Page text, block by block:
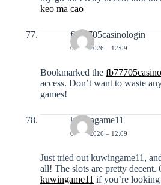
keo ma cao
fb77705casinologin
07-02-2026 – 12:09
Bookmarked the
access. Don’t want to waste
games!
kuwingame11
07-02-2026 – 12:09
Just tried out kuwingame11,
all! The slots are pretty decent.
kuwingame11 if you’re